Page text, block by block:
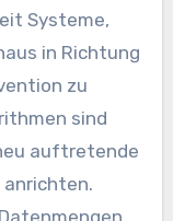
Systeme,
in Richtung
zu
sind
auftretende
anrichten.